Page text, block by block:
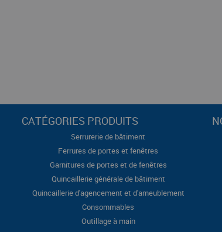
CATÉGORIES PRODUITS
Serrurerie de bâtiment
Ferrures de portes et fenêtres
Garnitures de portes et de fenêtres
Quincaillerie générale de bâtiment
Quincaillerie d'agencement et d'ameublement
Consommables
Outillage à main